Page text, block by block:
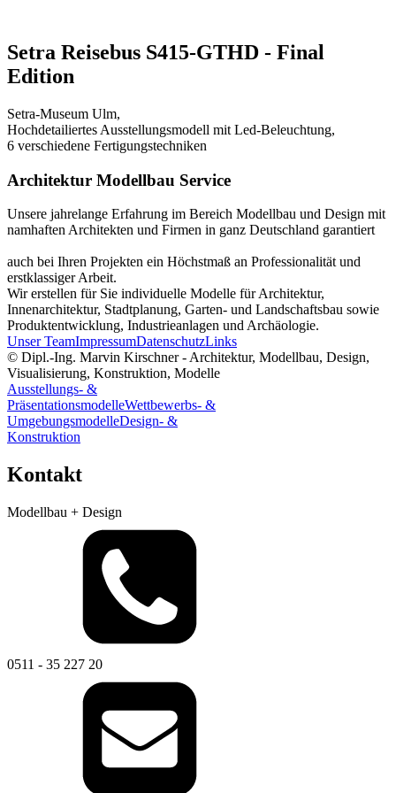
Setra Reisebus S415-GTHD - Final
Edition
Setra-Museum Ulm,
Hochdetailiertes Ausstellungsmodell mit Led-Beleuchtung,
6 verschiedene Fertigungstechniken
Architektur Modellbau Service
Unsere jahrelange Erfahrung im Bereich Modellbau und Design mit
namhaften Architekten und Firmen in ganz Deutschland garantiert
auch bei Ihren Projekten ein Höchstmaß an Professionalität und
erstklassiger Arbeit.
Wir erstellen für Sie individuelle Modelle für Architektur,
Innenarchitektur, Stadtplanung, Garten- und Landschaftsbau sowie
Produktentwicklung, Industrieanlagen und Archäologie.
Unser TeamImpressumDatenschutzLinks
© Dipl.-Ing. Marvin Kirschner - Architektur, Modellbau, Design,
Visualisierung, Konstruktion, Modelle
Ausstellungs- &
PräsentationsmodelleWettbewerbs- &
UmgebungsmodelleDesign- &
Konstruktion
Kontakt
Modellbau + Design
0511 - 35 227 20